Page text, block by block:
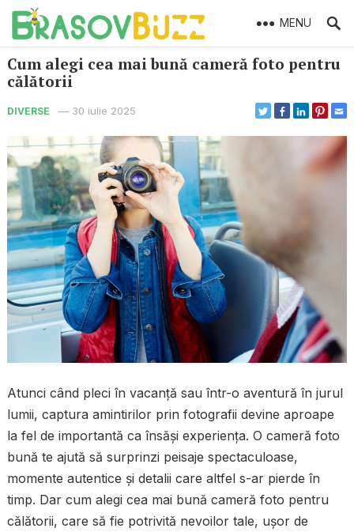
MENU
Cum alegi cea mai bună cameră foto pentru
călătorii
DIVERSE — 30 iulie 2025
Atunci când pleci în vacanță sau într-o aventură în jurul
lumii, captura amintirilor prin fotografii devine aproape
la fel de importantă ca însăși experiența. O cameră foto
bună te ajută să surprinzi peisaje spectaculoase,
momente autentice și detalii care altfel s-ar pierde în
timp. Dar cum alegi cea mai bună cameră foto pentru
călătorii, care să fie potrivită nevoilor tale, ușor de